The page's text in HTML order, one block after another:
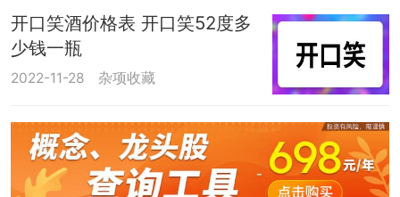
开口笑酒价格表 开口笑52度多
少钱一瓶
2022-11-28 杂项收藏